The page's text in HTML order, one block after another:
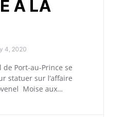
A LA
4, 2020
Port-au-Prince se
statuer sur l’affaire
Moise aux…